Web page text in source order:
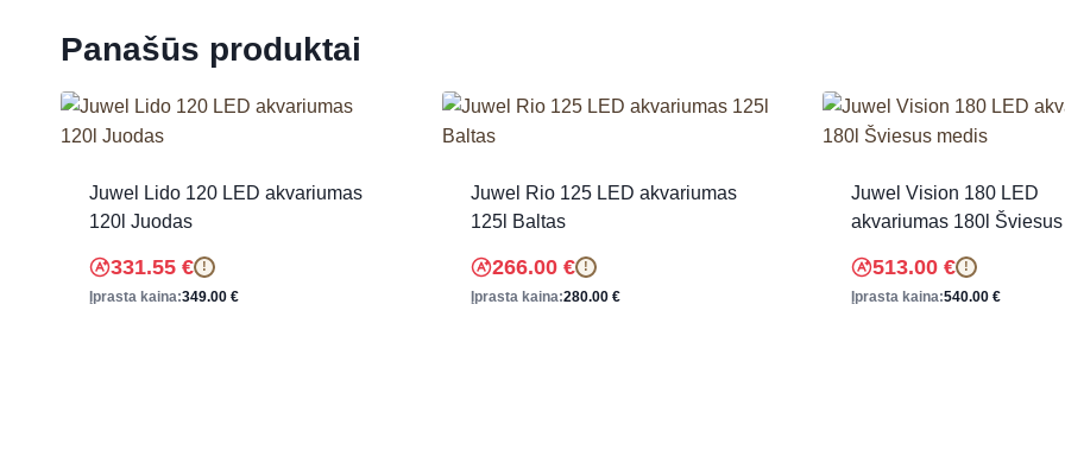
Panašūs produktai
Juwel Lido 120 LED akvariumas
120l Juodas
331.55 € !
Įprasta kaina:349.00 €
Juwel Rio 125 LED akvariumas
125l Baltas
266.00 € !
Įprasta kaina:280.00 €
Juwel Vision 180 LED
akvariumas 180l
513.00 € !
Įprasta kaina:540.00 €